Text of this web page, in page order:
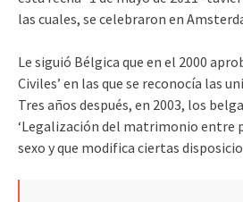
las cuales, se celebraron en
Le siguió Bélgica que en el 2000
Civiles’ en las que se reconocía las
Tres años después, en 2003, los
‘Legalización del matrimonio entre
sexo y que modifica ciertas